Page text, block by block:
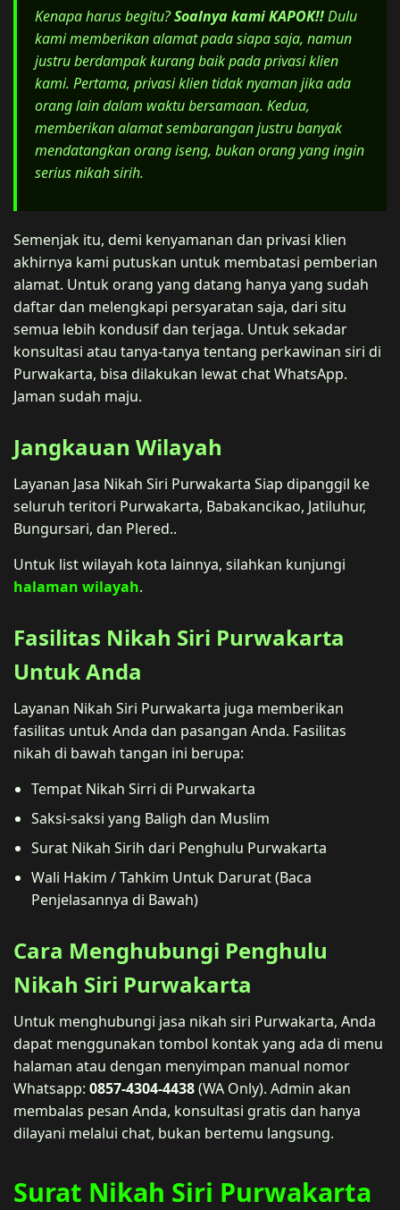
Kenapa harus begitu?Soalnya kami KAPOK!!Dulu
kami memberikan alamat pada siapa saja, namun
justru berdampak kurang baik pada privasi klien
kami. Pertama, privasi klien tidak nyaman jika ada
orang lain dalam waktu bersamaan. Kedua,
memberikan alamat sembarangan justru banyak
mendatangkan orang iseng, bukan orang yang ingin
serius nikah sirih.
Semenjak itu, demi kenyamanan dan privasi klien
akhirnya kami putuskan untuk membatasi pemberian
alamat. Untuk orang yang datang hanya yang sudah
daftar dan melengkapi persyaratan saja, dari situ
semua lebih kondusif dan terjaga. Untuk sekadar
konsultasi atau tanya-tanya tentang perkawinan siri di
Purwakarta, bisa dilakukan lewat chat WhatsApp.
Jaman sudah maju.
Jangkauan Wilayah
Layanan Jasa Nikah Siri Purwakarta Siap dipanggil ke
seluruh teritori Purwakarta, Babakancikao, Jatiluhur,
Bungursari, dan Plered..
Untuk list wilayah kota lainnya, silahkan kunjungi
halaman wilayah.
Fasilitas Nikah Siri Purwakarta
Untuk Anda
Layanan Nikah Siri Purwakarta juga memberikan
fasilitas untuk Anda dan pasangan Anda. Fasilitas
nikah di bawah tangan ini berupa:
Tempat Nikah Sirri di Purwakarta
Saksi-saksi yang Baligh dan Muslim
Surat Nikah Sirih dari Penghulu Purwakarta
Wali Hakim / Tahkim Untuk Darurat (Baca
Penjelasannya di Bawah)
Cara Menghubungi Penghulu
Nikah Siri Purwakarta
Untuk menghubungi jasa nikah siri Purwakarta, Anda
dapat menggunakan tombol kontak yang ada di menu
halaman atau dengan menyimpan manual nomor
Whatsapp: 0857-4304-4438(WA Only). Admin akan
membalas pesan Anda, konsultasi gratis dan hanya
dilayani melalui chat, bukan bertemu langsung.
Surat Nikah Siri Purwakarta